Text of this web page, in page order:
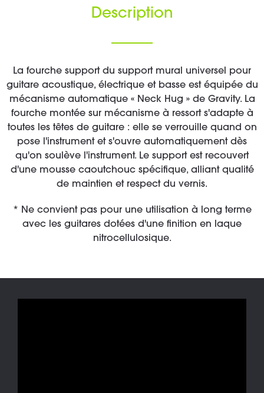
Description
La fourche support du support mural universel pour
guitare acoustique, électrique et basse est équipée du
mécanisme automatique « Neck Hug » de Gravity. La
fourche montée sur mécanisme à ressort s'adapte à
toutes les têtes de guitare : elle se verrouille quand on
pose l'instrument et s'ouvre automatiquement dès
qu'on soulève l'instrument. Le support est recouvert
d'une mousse caoutchouc spécifique, alliant qualité
de maintien et respect du vernis.
* Ne convient pas pour une utilisation à long terme
avec les guitares dotées d'une finition en laque
nitrocellulosique.